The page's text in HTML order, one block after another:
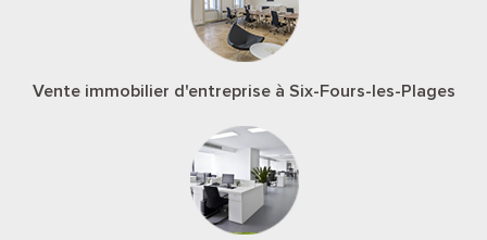
Vente immobilier d'entreprise à Six-Fours-les-Plages